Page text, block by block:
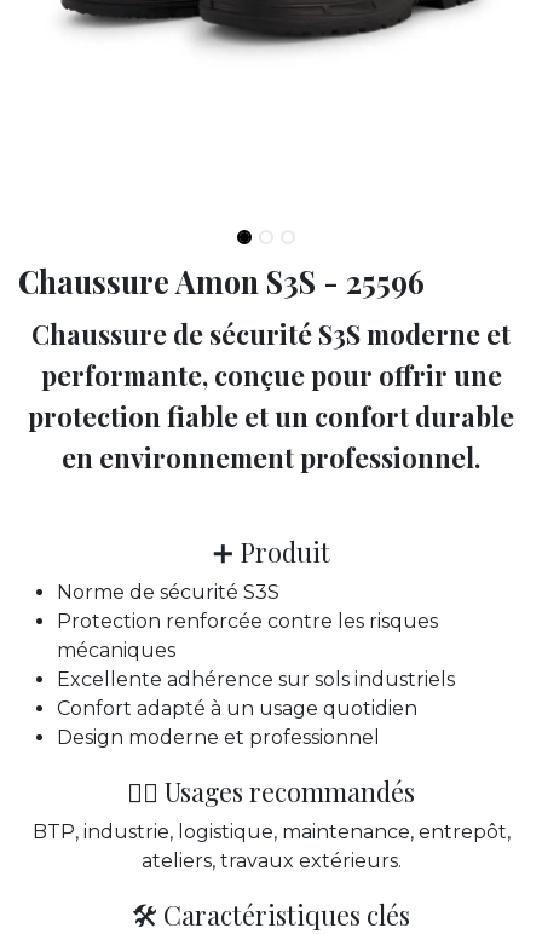
Chaussure Amon S3S - 25596
Chaussure de sécurité S3S moderne et
performante, conçue pour offrir une
protection fiable et un confort durable
en environnement professionnel.
➕ Produit
Norme de sécurité S3S
Protection renforcée contre les risques
mécaniques
Excellente adhérence sur sols industriels
Confort adapté à un usage quotidien
Design moderne et professionnel
👷‍♂️ Usages recommandés
BTP, industrie, logistique, maintenance, entrepôt,
ateliers, travaux extérieurs.
🛠️ Caractéristiques clés